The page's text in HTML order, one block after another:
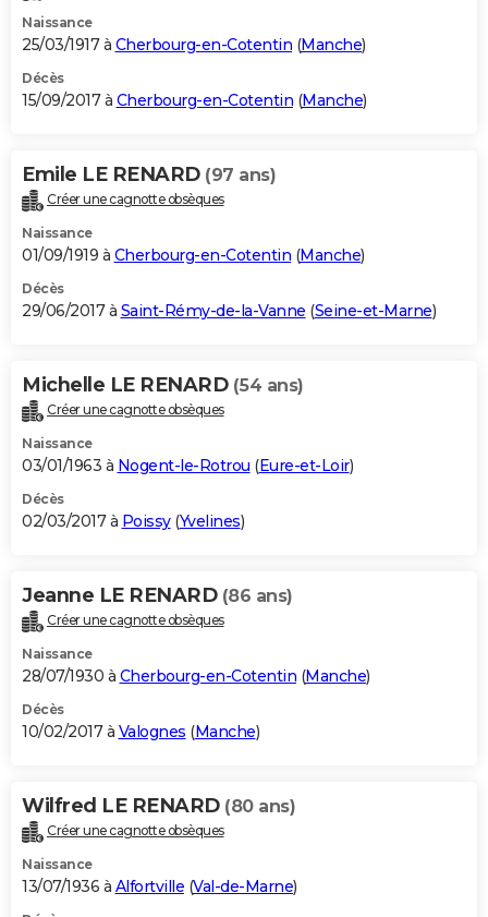
Naissance
25/03/1917 à Cherbourg-en-Cotentin (Manche)
Décès
15/09/2017 à Cherbourg-en-Cotentin (Manche)
Emile LE RENARD (97 ans)
Créer une cagnotte obsèques
Naissance
01/09/1919 à Cherbourg-en-Cotentin (Manche)
Décès
29/06/2017 à Saint-Rémy-de-la-Vanne (Seine-et-Marne)
Michelle LE RENARD (54 ans)
Créer une cagnotte obsèques
Naissance
03/01/1963 à Nogent-le-Rotrou (Eure-et-Loir)
Décès
02/03/2017 à Poissy(Yvelines)
Jeanne LE RENARD (86 ans)
Créer une cagnotte obsèques
Naissance
28/07/1930 à Cherbourg-en-Cotentin (Manche)
Décès
10/02/2017 à Valognes (Manche)
Wilfred LE RENARD (80 ans)
Créer une cagnotte obsèques
Naissance
13/07/1936 à Alfortville (Val-de-Marne)